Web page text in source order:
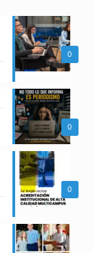
0
0
0